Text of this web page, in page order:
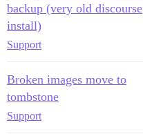
backup (very old discourse
install)
Support
Broken images move to
tombstone
Support